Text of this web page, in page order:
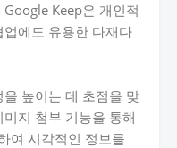
Keep은 개인적
에도 유용한 다재다
높이는 데 초점을 맞
지 첨부 기능을 통해
여 시각적인 정보를